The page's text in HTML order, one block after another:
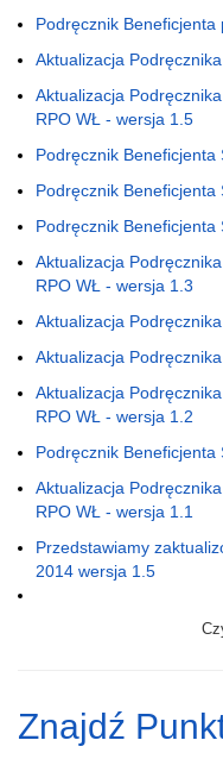
Podręcznik Beneficjenta
Aktualizacja
Aktualizacja
RPO WŁ - wersja 1.5
Podręcznik Beneficjenta
Podręcznik
Podręcznik
Aktualizacja
RPO WŁ - wersja 1.3
Aktualizacja
Aktualizacja
Aktualizacja
RPO WŁ - wersja 1.2
Podręcznik
Aktualizacja
RPO WŁ - wersja 1.1
Przedstawiamy
2014 wersja 1.5
Znajdź